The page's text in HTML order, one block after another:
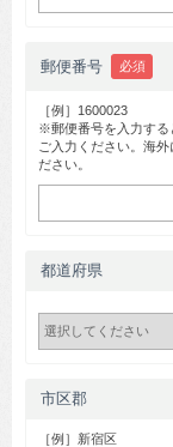
郵便番号 必須
［例］1600023
※郵便番号を入力する
ご入力ください。海
ださい。
都道府県
市区郡
［例］新宿区